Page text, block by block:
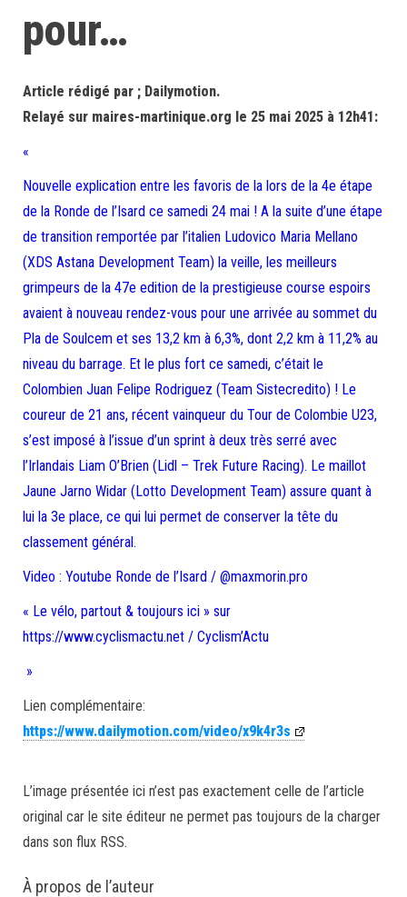
pour…
Article rédigé par ; Dailymotion.
Relayé sur maires-martinique.org le 25 mai 2025 à 12h41:
«
Nouvelle explication entre les favoris de la lors de la 4e étape
de la Ronde de l’Isard ce samedi 24 mai ! A la suite d’une étape
de transition remportée par l’italien Ludovico Maria Mellano
(XDS Astana Development Team) la veille, les meilleurs
grimpeurs de la 47e edition de la prestigieuse course espoirs
avaient à nouveau rendez-vous pour une arrivée au sommet du
Pla de Soulcem et ses 13,2 km à 6,3%, dont 2,2 km à 11,2% au
niveau du barrage. Et le plus fort ce samedi, c’était le
Colombien Juan Felipe Rodriguez (Team Sistecredito) ! Le
coureur de 21 ans, récent vainqueur du Tour de Colombie U23,
s’est imposé à l’issue d’un sprint à deux très serré avec
l’Irlandais Liam O’Brien (Lidl – Trek Future Racing). Le maillot
Jaune Jarno Widar (Lotto Development Team) assure quant à
lui la 3e place, ce qui lui permet de conserver la tête du
classement général.
Video : Youtube Ronde de l’Isard / @maxmorin.pro
« Le vélo, partout & toujours ici » sur
https://www.cyclismactu.net / Cyclism’Actu
»
Lien complémentaire:
https://www.dailymotion.com/video/x9k4r3s
L’image présentée ici n’est pas exactement celle de l’article
original car le site éditeur ne permet pas toujours de la charger
dans son flux RSS.
À propos de l’auteur